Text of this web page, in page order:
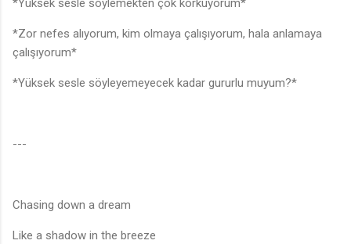
*Yüksek sesle söylemekten çok korkuyorum*
*Zor nefes alıyorum, kim olmaya çalışıyorum, hala anlamaya
çalışıyorum*
*Yüksek sesle söyleyemeyecek kadar gururlu muyum?*
---
Chasing down a dream
Like a shadow in the breeze